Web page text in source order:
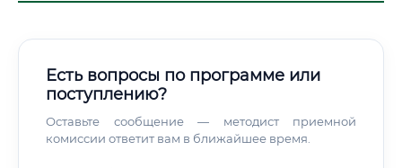
Есть вопросы по программе или
поступлению?
Оставьте сообщение — методист приемной
комиссии ответит вам в ближайшее время.